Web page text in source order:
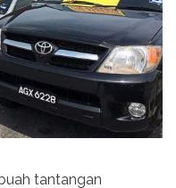
tantangan